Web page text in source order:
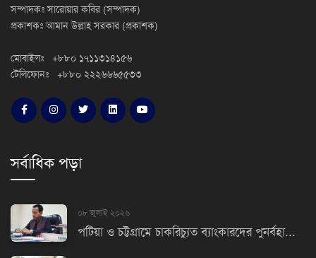
সম্পাদকঃ সারোয়ার কবির (সম্পাদক)
প্রকাশকঃ আমান উল্লাহ সরকার (প্রকাশক)
মোবাইলঃ +৮৮০ ১৭১১৩১৪১৫৬
টেলিফোনঃ +৮৮০ ২২২৬৬৬৫৫৩৩
সর্বাধিক পড়া
০৮ জুলাই ২০২৬
পটিয়া ও চট্টগ্রামে চাকরিচ্যুত ব্যাংকারদের পুনর্বহা...